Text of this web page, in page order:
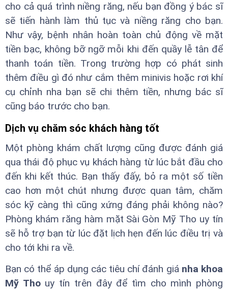
cho cả quá trình niềng răng, nếu bạn đồng ý bác sĩ
sẽ tiến hành làm thủ tục và niềng răng cho bạn.
Như vậy, bệnh nhân hoàn toàn chủ động về mặt
tiền bạc, không bỡ ngỡ mỗi khi đến quầy lễ tân để
thanh toán tiền. Trong trường hợp có phát sinh
thêm điều gì đó như cắm thêm minivis hoặc rơi khí
cụ chỉnh nha bạn sẽ chi thêm tiền, nhưng bác sĩ
cũng báo trước cho bạn.
Dịch vụ chăm sóc khách hàng tốt
Một phòng khám chất lượng cũng được đánh giá
qua thái độ phục vụ khách hàng từ lúc bắt đầu cho
đến khi kết thúc. Bạn thấy đấy, bỏ ra một số tiền
cao hơn một chút nhưng được quan tâm, chăm
sóc kỹ càng thì cũng xứng đáng phải không nào?
Phòng khám răng hàm mặt Sài Gòn Mỹ Tho uy tín
sẽ hỗ trợ bạn từ lúc đặt lịch hẹn đến lúc điều trị và
cho tới khi ra về.
Bạn có thể áp dụng các tiêu chí đánh giá nha khoa
Mỹ Thouy tín trên đây để tìm cho mình phòng